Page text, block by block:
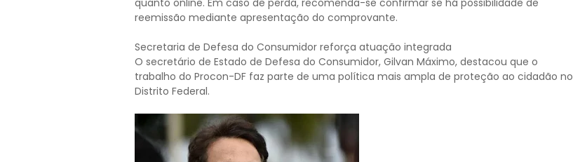
quanto online. Em caso de perda, recomenda-se confirmar se há possibilidade de
reemissão mediante apresentação do comprovante.
Secretaria de Defesa do Consumidor reforça atuação integrada
O secretário de Estado de Defesa do Consumidor, Gilvan Máximo, destacou que o
trabalho do Procon-DF faz parte de uma política mais ampla de proteção ao cidadão no
Distrito Federal.